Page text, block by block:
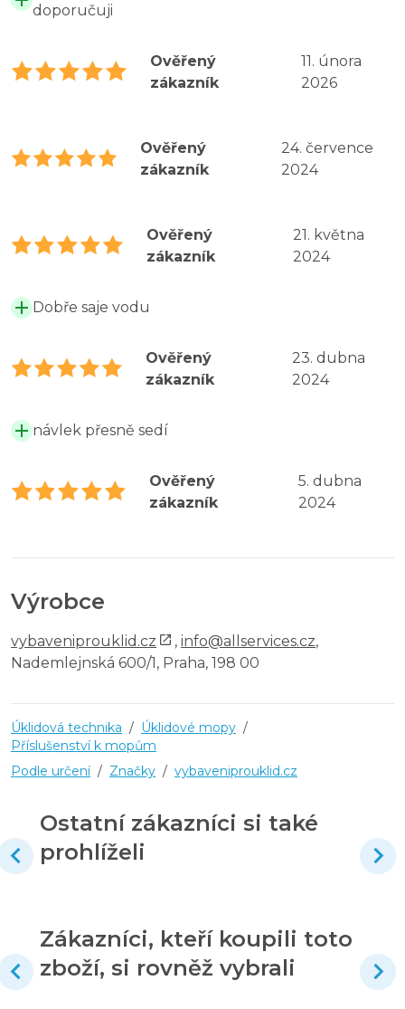
doporučuji
Ověřený
zákazník
11. února
2026
Ověřený
zákazník
24. července
2024
Ověřený
zákazník
21. května
2024
Dobře saje vodu
Ověřený
zákazník
23. dubna
2024
návlek přesně sedí
Ověřený
zákazník
5. dubna
2024
Výrobce
vybaveniprouklid.cz , info@allservices.cz,
Nademlejnská 600/1, Praha, 198 00
Úklidová technika / Úklidové mopy /
Příslušenství k mopům
Podle určení / Značky / vybaveniprouklid.cz
Ostatní zákazníci si také
prohlíželi
Zákazníci, kteří koupili toto
zboží, si rovněž vybrali